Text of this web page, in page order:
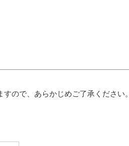
ので、あらかじめご了承ください。